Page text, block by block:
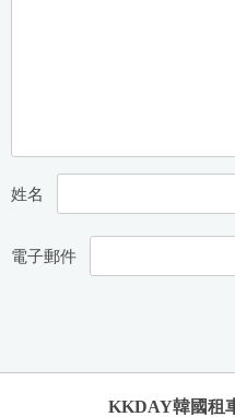
姓名
電子郵件
KKDAY韓國租